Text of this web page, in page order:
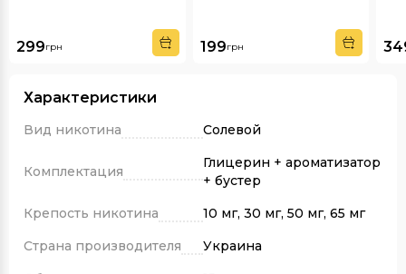
299грн 199грн
Характеристики
Вид никотина Солевой
Комплектация
Глицерин + ароматизатор
+ бустер
Крепость никотина
10 мг, 30 мг, 50 мг, 65 мг
Страна производителя
Украина